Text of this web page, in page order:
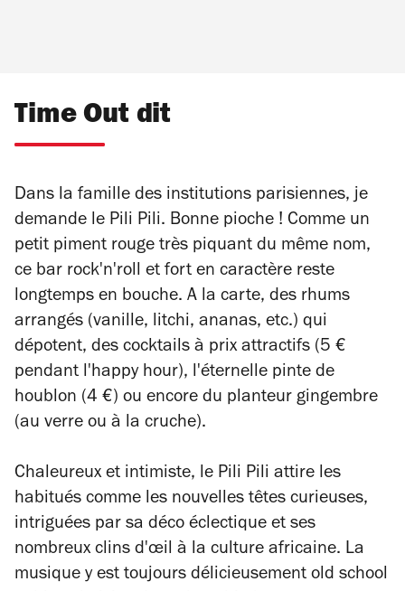
Time Out dit
Dans la famille des institutions parisiennes, je
demande le Pili Pili. Bonne pioche ! Comme un
petit piment rouge très piquant du même nom,
ce bar rock'n'roll et fort en caractère reste
longtemps en bouche. A la carte, des rhums
arrangés (vanille, litchi, ananas, etc.) qui
dépotent, des cocktails à prix attractifs (5 €
pendant l'happy hour), l'éternelle pinte de
houblon (4 €) ou encore du planteur gingembre
(au verre ou à la cruche).
Chaleureux et intimiste, le Pili Pili attire les
habitués comme les nouvelles têtes curieuses,
intriguées par sa déco éclectique et ses
nombreux clins d'œil à la culture africaine. La
musique y est toujours délicieusement old school